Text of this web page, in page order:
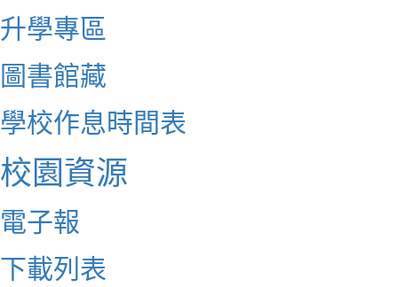
升學專區
圖書館藏
學校作息時間表
校園資源
電子報
下載列表